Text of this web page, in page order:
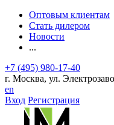
Оптовым клиентам
Стать дилером
Новости
...
+7 (495) 980-17-40
г. Москва, ул.
en
Вход Регистрация